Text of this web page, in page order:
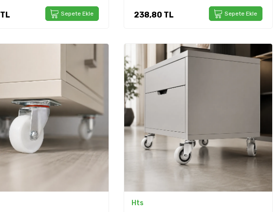
TL Sepete Ekle 238,80 TL Sepete Ekle
Hts